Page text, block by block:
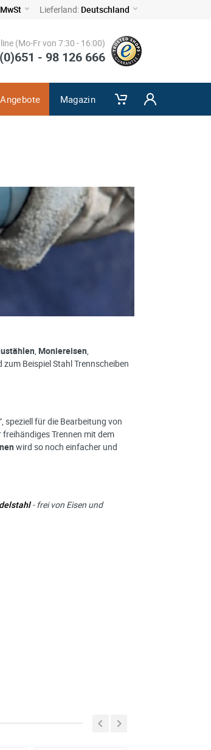
Lieferland: Deutschland
(Mo-Fr von 7:30 - 16:00)
- 98 126 666
Magazin
, Moniereisen,
Beispiel Stahl Trennscheiben
speziell für die Bearbeitung von
Trennen mit dem
wird so noch einfacher und
- frei von Eisen und